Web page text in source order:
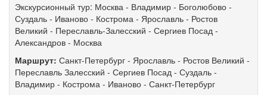
Экскурсионный тур: Москва - Владимир - Боголюбово -
Суздаль - Иваново - Кострома - Ярославль - Ростов
Великий - Переславль-Залесский - Сергиев Посад -
Александров - Москва
Маршрут: Санкт-Петербург - Ярославль - Ростов Великий -
Переславль Залесский - Сергиев Посад - Суздаль -
Владимир - Кострома - Иваново - Санкт-Петербург